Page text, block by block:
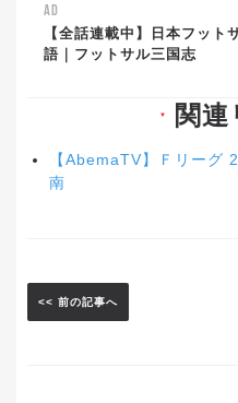
AD
【全話連載中】日本フット
語｜フットサル三国志
▼ 関連
【AbemaTV】Ｆリーグ
南
<< 前の記事へ